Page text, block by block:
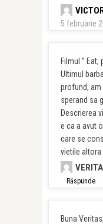
5 februarie
Filmul ” Eat,
Ultimul
profund,
sperand sa
Descrierea
e ca a avut
care se
vietile altora
Răspunde
Buna